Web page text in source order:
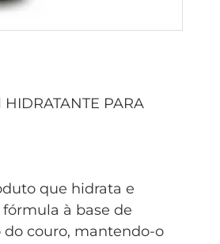
PARA
que hidrata e
à base de
couro, mantendo-o